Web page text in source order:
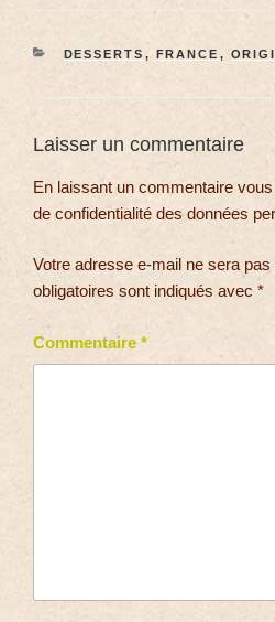
DESSERTS , FRANCE ,
Laisser un commentaire
En laissant un commentaire
de confidentialité des données
Votre adresse e-mail ne sera pas
obligatoires sont indiqués avec *
Commentaire *